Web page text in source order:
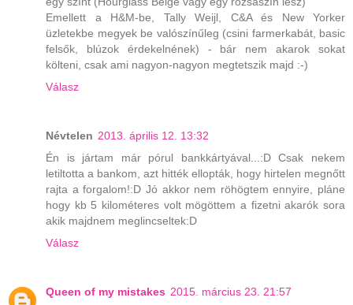
Emellett a H&M-be, Tally Weijl, C&A és New Yorker
üzletekbe megyek be valószínűleg (csini farmerkabát, basic
felsők, blúzok érdekelnének) - bár nem akarok sokat
költeni, csak ami nagyon-nagyon megtetszik majd :-)
Válasz
Névtelen 2013. április 12. 13:32
Én is jártam már pórul bankkártyával...:D Csak nekem
letiltotta a bankom, azt hitték ellopták, hogy hirtelen megnőtt
rajta a forgalom!:D Jó akkor nem röhögtem ennyire, pláne
hogy kb 5 kilométeres volt mögöttem a fizetni akarók sora
akik majdnem meglincseltek:D
Válasz
Queen of my mistakes 2015. március 23. 21:57